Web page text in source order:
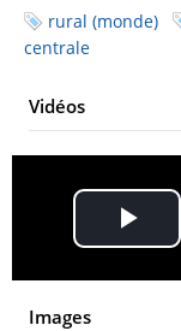
rural (monde)
centrale
Vidéos
Play
Images